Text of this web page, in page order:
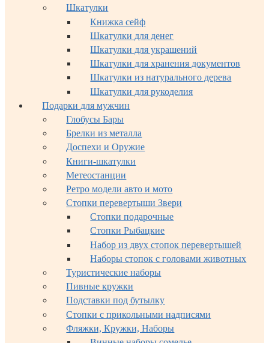
Шкатулки
Книжка сейф
Шкатулки для денег
Шкатулки для украшений
Шкатулки для хранения документов
Шкатулки из натурального дерева
Шкатулки для рукоделия
Подарки для мужчин
Глобусы Бары
Брелки из металла
Доспехи и Оружие
Книги-шкатулки
Метеостанции
Ретро модели авто и мото
Стопки перевертыши Звери
Стопки подарочные
Стопки Рыбацкие
Набор из двух стопок перевертышей
Наборы стопок с головами животных
Туристические наборы
Пивные кружки
Подставки под бутылку
Стопки с прикольными надписями
Фляжки, Кружки, Наборы